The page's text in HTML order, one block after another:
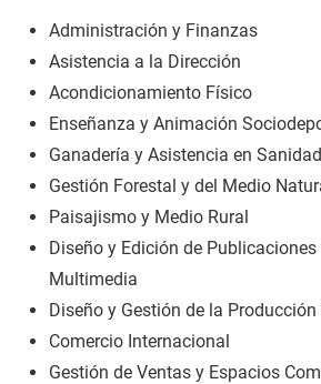
Administración y Finanzas
Asistencia a la Dirección
Acondicionamiento Físico
Enseñanza y Animación
Ganadería y Asistencia en
Gestión Forestal y del Medio
Paisajismo y Medio Rural
Diseño y Edición de
Multimedia
Diseño y Gestión de la Producción
Comercio Internacional
Gestión de Ventas y Espacios